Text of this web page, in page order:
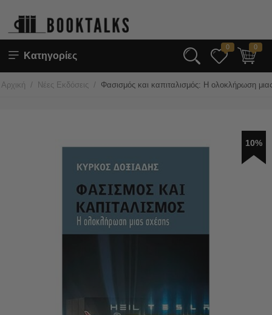
Κατηγορίες
0 0
Αρχική / Νέες Εκδόσεις / Φασισμός και καπιταλισμός: Η ολοκλήρωση
10%